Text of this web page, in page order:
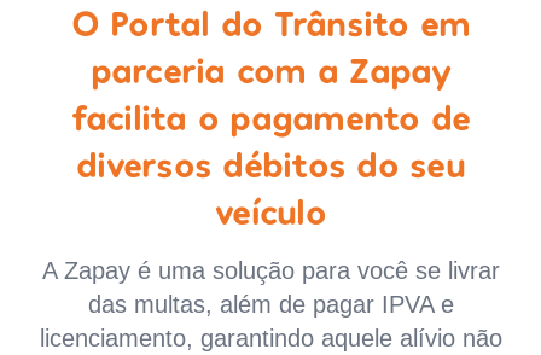
O Portal do Trânsito em
parceria com a Zapay
facilita o pagamento de
diversos débitos do seu
veículo
A Zapay é uma solução para você se livrar
das multas, além de pagar IPVA e
licenciamento, garantindo aquele alívio não